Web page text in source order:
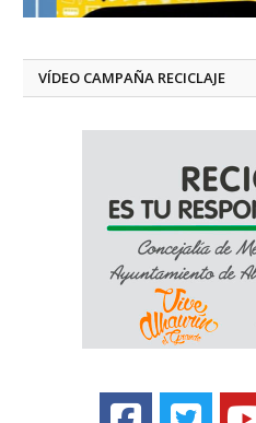
VÍDEO CAMPAÑA RECICLAJE